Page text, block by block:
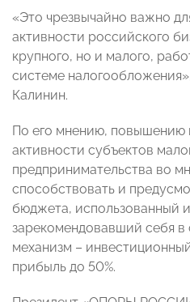
«Это чрезвычайно важно
активности российского
крупного, но и малого,
системе
Калинин.
По его мнению, повышению
активности субъектов
предпринимательства во
способствовать и
бюджета, использованный
зарекомендовавший себя
механизм –
прибыль до 50%.